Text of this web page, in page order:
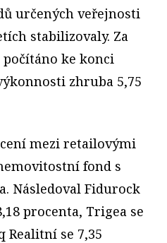
určených veřejnosti
stabilizovaly. Za
počítáno ke konci
zhruba 5,75
mezi retailovými
fond s
Následoval Fidurock
procenta, Trigea se
Realitní se 7,35